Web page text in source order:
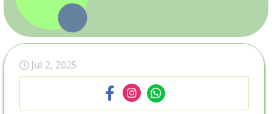
Jul 2, 2025